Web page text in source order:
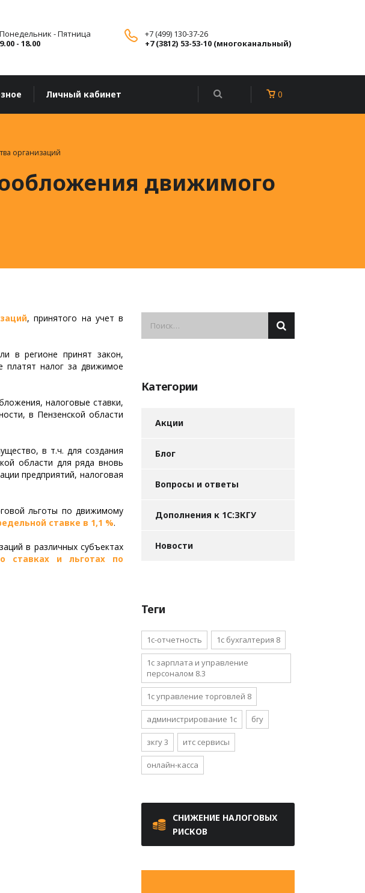
+7 (499) 130-37-26
+7 (3812) 53-53-10 (многоканальный)
Понедельник - Пятница
9.00 - 18.00
Личный кабинет 0
организаций
движимого
, принятого на учет в
в регионе принят закон,
платят налог за движимое
налоговые ставки,
в Пензенской области
в т.ч. для создания
области для ряда вновь
предприятий, налоговая
льготы по движимому
ставке в 1,1 %.
в различных субъектах
ставках и льготах по
Категории
Акции
Блог
Вопросы и ответы
Дополнения к 1С:ЗКГУ
Новости
Теги
1с-отчетность 1с бухгалтерия 8
1с зарплата и управление
персоналом 8.3
1с управление торговлей 8
администрирование 1с бгу
зкгу 3 итс сервисы
онлайн-касса
СНИЖЕНИЕ НАЛОГОВЫХ
РИСКОВ